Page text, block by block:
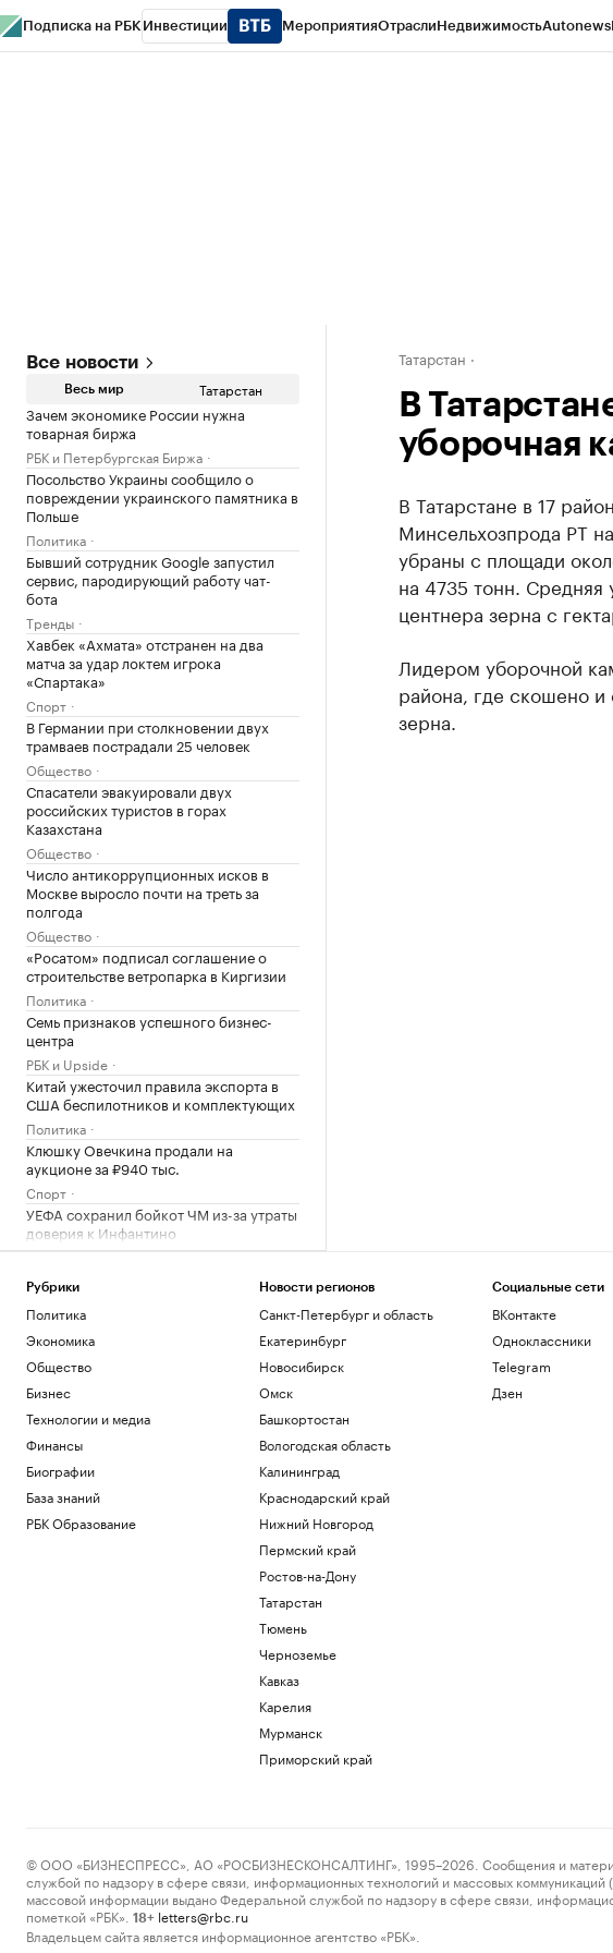
Подписка на РБК Инвестиции МероприятияОтраслиНедвижимостьAutonews
Все новости
Весь мир Татарстан
Зачем экономике России нужна
товарная биржа
РБК и Петербургская Биржа
Посольство Украины сообщило о
повреждении украинского памятника в
Польше
Политика
Бывший сотрудник Google запустил
сервис, пародирующий работу чат-
бота
Тренды
Хавбек «Ахмата» отстранен на два
матча за удар локтем игрока
«Спартака»
Спорт
В Германии при столкновении двух
трамваев пострадали 25 человек
Общество
Спасатели эвакуировали двух
российских туристов в горах
Казахстана
Общество
Число антикоррупционных исков в
Москве выросло почти на треть за
полгода
Общество
«Росатом» подписал соглашение о
строительстве ветропарка в Киргизии
Политика
Семь признаков успешного бизнес-
центра
РБК и Upside
Китай ужесточил правила экспорта в
США беспилотников и комплектующих
Политика
Клюшку Овечкина продали на
аукционе за ₽940 тыс.
Спорт
УЕФА сохранил бойкот ЧМ из-за утраты
доверия к Инфантино
Спорт
В каких регионах ослабили меры по
бензину. Карта и актуальная ситуация
Подписка на РБК
В Wildberries рассказали, как
предпринимателям подтвердить ущерб
от атак
Бизнес
В бизнес-центре «Адмирал» в Южном
порту залит первый куб бетона
Пресс-релиз
Военная операция на Украине. Главное
Политика
«Билайн» расширил транспортную сеть
В Армении назвали необоснованными
ограничения на экспорт в Россию
нежелательным фонд Human Rights
Татарстан
В
уборочная
В Татарстане в 17
Минсельхозпрода РТ
убраны с площади
на 4735 тонн. Средняя
центнера зерна с
Лидером уборочной
района, где скошено
зерна.
Рубрики
Политика
Экономика
Общество
Бизнес
Технологии и медиа
Финансы
Биографии
База знаний
РБК Образование
Новости регионов
Санкт-Петербург и область
Екатеринбург
Новосибирск
Омск
Башкортостан
Вологодская область
Калининград
Краснодарский край
Нижний Новгород
Пермский край
Ростов-на-Дону
Татарстан
Тюмень
Черноземье
Кавказ
Карелия
Мурманск
Приморский край
Социальные сети
ВКонтакте
Одноклассники
Telegram
Дзен
© ООО «БИЗНЕСПРЕСС», АО «РОСБИЗНЕСКОНСАЛТИНГ», 1995–2026. Сообщения и
службой по надзору в сфере связи, информационных технологий и массовых
массовой информации выдано Федеральной службой по надзору в сфере связи,
пометкой «РБК».
18+ letters@rbc.ru
Владельцем сайта является информационное агентство «РБК».